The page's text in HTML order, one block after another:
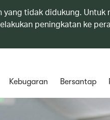
yang tidak didukung.
peningkatan ke
Kebugaran Bersantap